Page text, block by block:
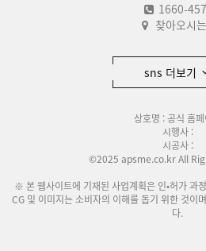
1660-
찾아오시
sns 더보기
상호명 : 공식 홈
시행사 :
시공사 :
©2025 apsme.co.kr All
※ 본 웹사이트에 기재된 사업계획은 인•허가 과
CG 및 이미지는 소비자의 이해를 돕기 위한 것이
다.